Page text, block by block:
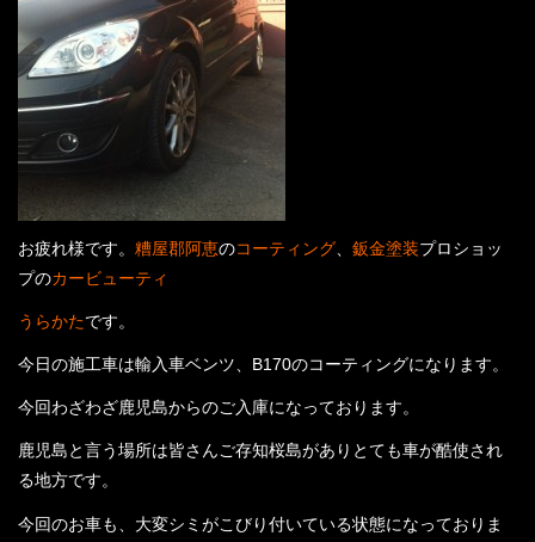
店舗案内
プライバシーポリシー
お問い合わせ
コーティングギャラリー
スタッフブログ
お疲れ様です。 糟屋郡阿恵のコーティング 鈑金塗装プロショッ
プのカービューティ
うらかたです。
今日の施工車は輸入車ベンツ、B170のコーティングになります。
今回わざわざ鹿児島からのご入庫になっております。
鹿児島と言う場所は皆さんご存知桜島がありとても車が酷使され
る地方です。
今回のお車も、大変シミがこびり付いている状態になっておりま